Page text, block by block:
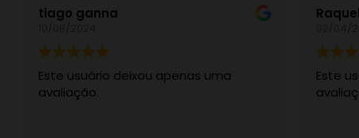
tiago ganna
Este usuário deixou apenas uma
avaliação.
Este